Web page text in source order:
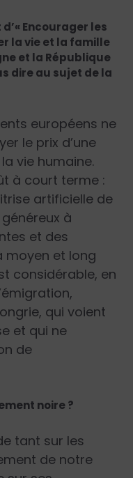
Encourager les
la vie et la famille
et la République
dire au sujet de la
européens ne
le prix d’une
vie humaine.
à court terme :
artificielle de
à
et des
moyen et long
considérable, en
qui voient
et qui ne
de
noire ?
tant sur les
de notre